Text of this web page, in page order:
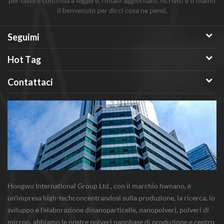
il benvenuto per dirci cosa ne pensi.
Seguimi
Hot Tag
Contattaci
Hongwu International Group Ltd , con il marchio hwnano, è
un'impresa high-techconcentrandosi sulla produzione, la ricerca, lo
sviluppo e l'elaborazione dinanoparticelle, nanopolveri, polveri di
micron. abbiamo le nostre polveri nanobase di produzione e centro